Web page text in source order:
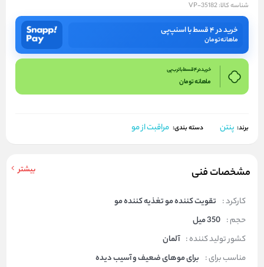
شناسه کالا:VP-35182
خرید در ۴ قسط با اسنپ‌پی
ماهانهتومان
خرید در 4 قسط با ترب پی
ماهانهتومان
برند: پنتن دسته بندی: مراقبت از مو
مشخصات فنی بیشتر
کارکرد : تقویت کننده مو تغذیه کننده مو
حجم : 350 میل
کشور تولید کننده : آلمان
مناسب برای : برای موهای ضعیف و آسیب دیده